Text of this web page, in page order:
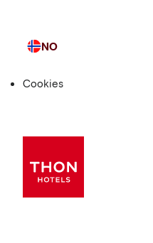
Språk
NO
Cookies